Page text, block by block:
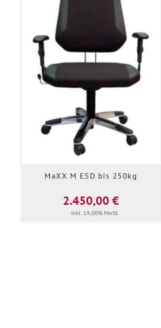
MaXX M ESD bis 250kg
2.450,00 €
Inkl. 19,00% MwSt.